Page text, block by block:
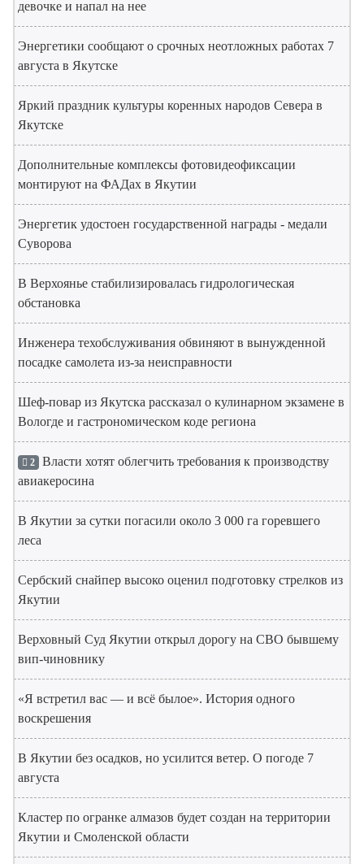
девочке и напал на нее
Энергетики сообщают о срочных неотложных работах 7
августа в Якутске
Яркий праздник культуры коренных народов Севера в
Якутске
Дополнительные комплексы фотовидеофиксации
монтируют на ФАДах в Якутии
Энергетик удостоен государственной награды - медали
Суворова
В Верхоянье стабилизировалась гидрологическая
обстановка
Инженера техобслуживания обвиняют в вынужденной
посадке самолета из-за неисправности
Шеф-повар из Якутска рассказал о кулинарном экзамене в
Вологде и гастрономическом коде региона
2 Власти хотят облегчить требования к производству
авиакеросина
В Якутии за сутки погасили около 3 000 га горевшего
леса
Сербский снайпер высоко оценил подготовку стрелков из
Якутии
Верховный Суд Якутии открыл дорогу на СВО бывшему
вип-чиновнику
«Я встретил вас — и всё былое». История одного
воскрешения
В Якутии без осадков, но усилится ветер. О погоде 7
августа
Кластер по огранке алмазов будет создан на территории
Якутии и Смоленской области